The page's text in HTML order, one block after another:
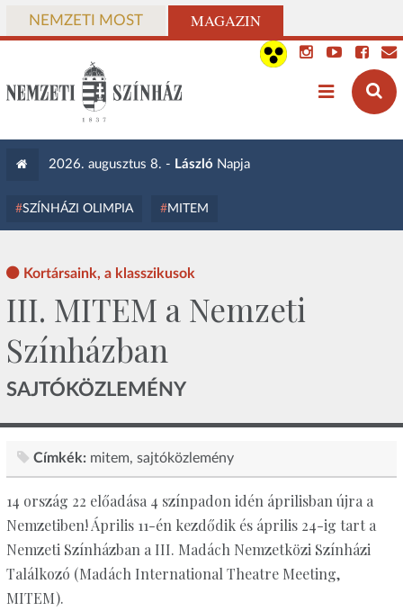
NEMZETI MOST MAGAZIN
2026. augusztus 8. - László Napja
SZÍNHÁZI OLIMPIA MITEM
Kortársaink, a klasszikusok
III. MITEM a Nemzeti
Színházban
SAJTÓKÖZLEMÉNY
Címkék: mitem sajtóközlemény
14 ország 22 előadása 4 színpadon idén áprilisban újra a
Nemzetiben! Április 11-én kezdődik és április 24-ig tart a
Nemzeti Színházban a III. Madách Nemzetközi Színházi
Találkozó (Madách International Theatre Meeting,
MITEM).